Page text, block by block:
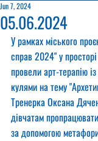
05.06.2024
Jun 7, 2024
У рамках міського
справ 2024" у
провели арт-терапію
кулями на тему
Тренерка Оксана
дівчатам
за допомогою